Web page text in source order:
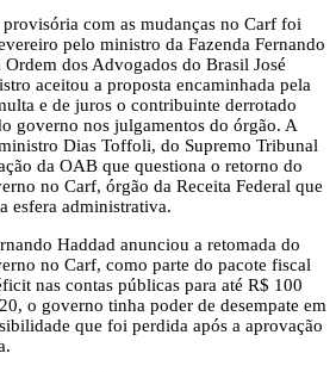
com as mudanças no Carf foi
pelo ministro da Fazenda Fernando
dos Advogados do Brasil José
aceitou a proposta encaminhada pela
e de juros o contribuinte derrotado
governo nos julgamentos do órgão. A
Dias Toffoli, do Supremo Tribunal
da OAB que questiona o retorno do
no Carf, órgão da Receita Federal que
esfera administrativa.
Haddad anunciou a retomada do
no Carf, como parte do pacote fiscal
nas contas públicas para até R$ 100
o governo tinha poder de desempate em
que foi perdida após a aprovação